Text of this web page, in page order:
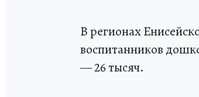
В регионах
воспитанников
— 26 тысяч.